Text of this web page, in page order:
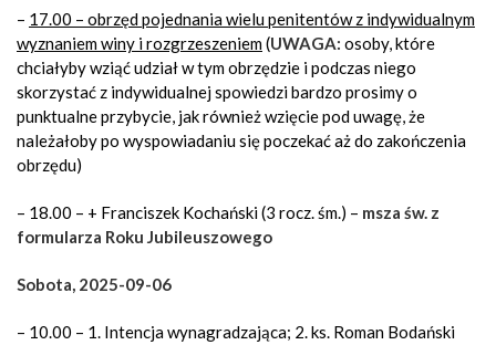
– 17.00 – obrzęd pojednania wielu penitentów z indywidualnym
wyznaniem winy i rozgrzeszeniem(UWAGA: osoby, które
chciałyby wziąć udział w tym obrzędzie i podczas niego
skorzystać z indywidualnej spowiedzi bardzo prosimy o
punktualne przybycie, jak również wzięcie pod uwagę, że
należałoby po wyspowiadaniu się poczekać aż do zakończenia
obrzędu)
– 18.00 – + Franciszek Kochański (3 rocz. śm.) – msza św. z
formularza Roku Jubileuszowego
Sobota, 2025-09-06
– 10.00 – 1. Intencja wynagradzająca; 2. ks. Roman Bodański